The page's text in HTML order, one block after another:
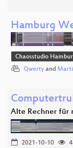
Hamburg
Chaosstudio
Qwerty and
Alte Rechner für
2021-10-10